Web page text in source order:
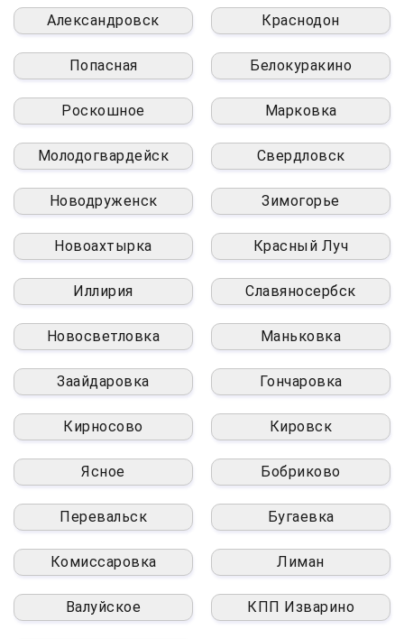
Александровск Краснодон
Попасная Белокуракино
Роскошное Марковка
Молодогвардейск Свердловск
Новодруженск Зимогорье
Новоахтырка Красный Луч
Иллирия Славяносербск
Новосветловка Маньковка
Заайдаровка Гончаровка
Кирносово Кировск
Ясное Бобриково
Перевальск Бугаевка
Комиссаровка Лиман
Валуйское КПП Изварино